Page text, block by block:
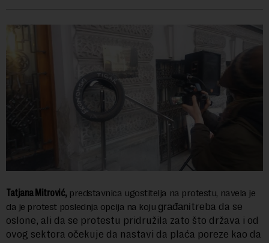
Tatjana Mitrović, predstavnica ugostitelja na protestu, navela je
da je protest poslednja opcija na koju građanitreba da se
oslone, ali da se protestu pridružila zato što država i od
ovog sektora očekuje da nastavi da plaća poreze kao da